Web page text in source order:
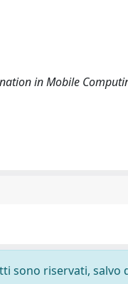
in Mobile
sono riservati, salvo